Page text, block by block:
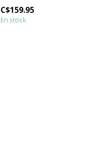
revêtement r...
C$159.95
En stock